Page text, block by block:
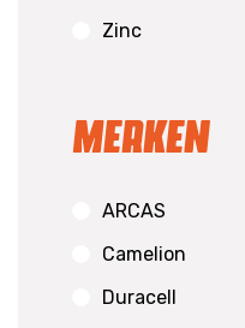
Zinc
Merken
ARCAS
Camelion
Duracell